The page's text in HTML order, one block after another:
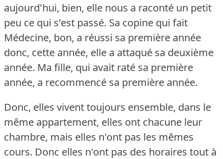
aujourd'hui, bien, elle nous a raconté un petit
peu ce qui s'est passé. Sa copine qui fait
Médecine, bon, a réussi sa première année
donc, cette année, elle a attaqué sa deuxième
année. Ma fille, qui avait raté sa première
année, a recommencé sa première année.
Donc, elles vivent toujours ensemble, dans le
même appartement, elles ont chacune leur
chambre, mais elles n'ont pas les mêmes
cours. Donc elles n'ont pas des horaires tout à